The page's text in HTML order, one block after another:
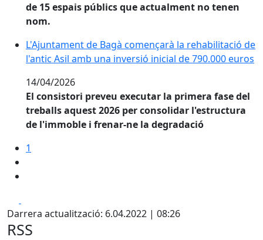
de 15 espais públics que actualment no tenen
nom.
L'Ajuntament de Bagà començarà la rehabilitació de
L'Ajuntament de Bagà començarà la rehabilitació de
l'antic Asil amb una inversió inicial de 790.000 euros
14/04/2026
El consistori preveu executar la primera fase del
treballs aquest 2026 per consolidar l'estructura
de l'immoble i frenar-ne la degradació
1
Darrera actualització: 6.04.2022 | 08:26
RSS